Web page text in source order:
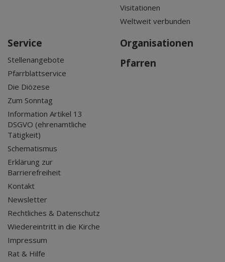
Visitationen
Weltweit verbunden
Service
Stellenangebote
Pfarrblattservice
Die Diözese
Zum Sonntag
Information Artikel 13
DSGVO (ehrenamtliche
Tätigkeit)
Schematismus
Erklärung zur
Barrierefreiheit
Kontakt
Newsletter
Rechtliches & Datenschutz
Wiedereintritt in die Kirche
Impressum
Rat & Hilfe
Organisationen
Pfarren